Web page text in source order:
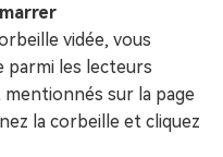
vidée, vous
parmi les lecteurs
sur la page
la corbeille et cliquez